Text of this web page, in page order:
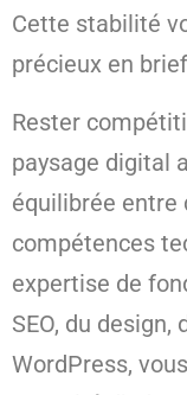
Cette stabilité
précieux en
Rester
paysage digital
équilibrée entre
compétences
expertise de
SEO, du
WordPress,